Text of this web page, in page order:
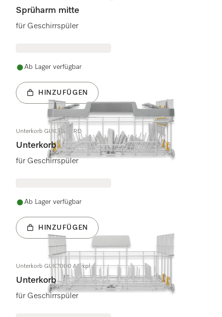
Sprüharm mitte
für Geschirrspüler
Ab Lager verfügbar
HINZUFÜGEN
Unterkorb GUK 7700 RD
Unterkorb
für Geschirrspüler
Ab Lager verfügbar
HINZUFÜGEN
Unterkorb GUK7000 AS kpl.
Unterkorb
für Geschirrspüler